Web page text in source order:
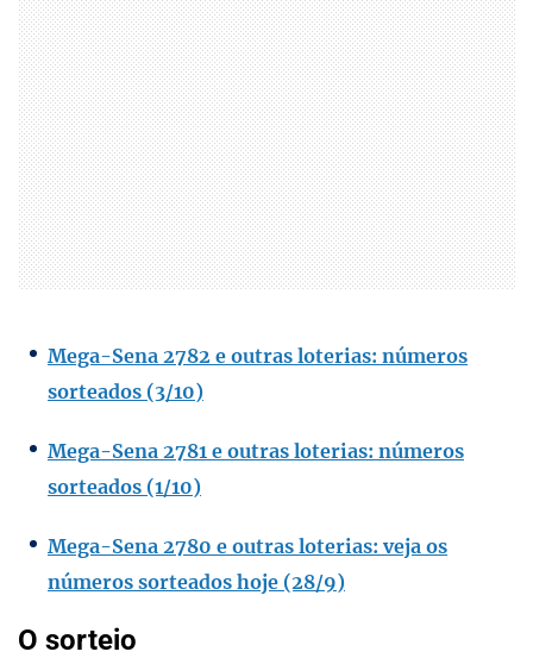
Mega-Sena 2782 e outras loterias: números
sorteados (3/10)
Mega-Sena 2781 e outras loterias: números
sorteados (1/10)
Mega-Sena 2780 e outras loterias: veja os
números sorteados hoje (28/9)
O sorteio